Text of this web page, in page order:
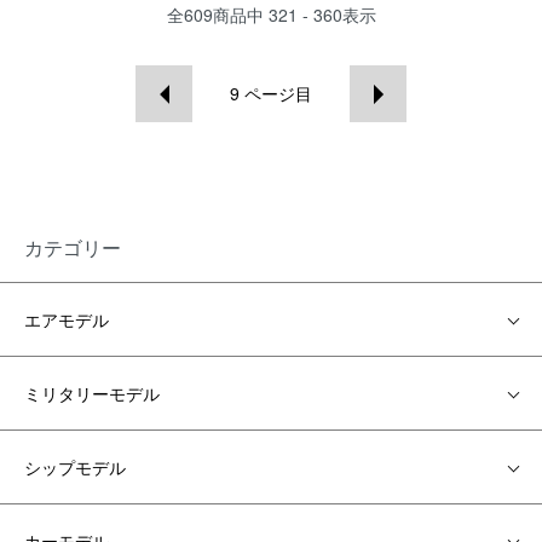
全609商品中 321 - 360表示
9 ページ目
カテゴリー
エアモデル
ミリタリーモデル
シップモデル